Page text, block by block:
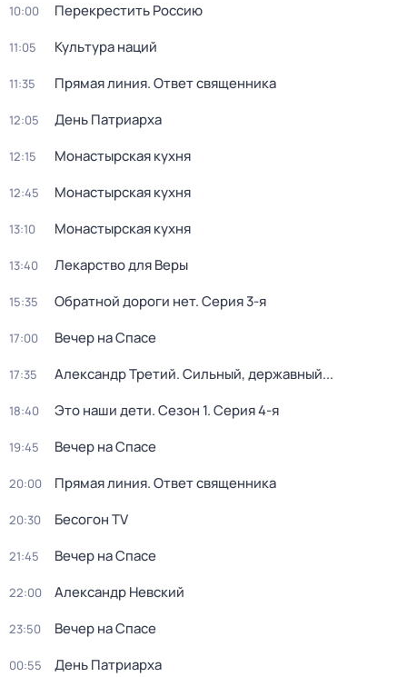
10:00 Перекреcтить Росcию
11:05 Культура наций
11:35 Прямая линия. Ответ священника
12:05 День Патриарха
12:15 Монастырская кухня
12:45 Монастырская кухня
13:10 Монастырская кухня
13:40 Лекарство для Веры
15:35 Обратной дороги нет. Серия 3-я
17:00 Вечер на Спасе
17:35 Александр Третий. Сильный, державный...
18:40 Это наши дети. Сезон 1. Серия 4-я
19:45 Вечер на Спасе
20:00 Прямая линия. Ответ священника
20:30 Бесогон TV
21:45 Вечер на Спасе
22:00 Александр Невский
23:50 Вечер на Спасе
00:55 День Патриарха